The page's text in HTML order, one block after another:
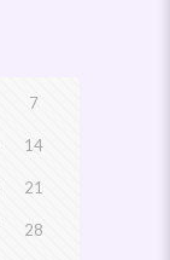
7
14
21
28